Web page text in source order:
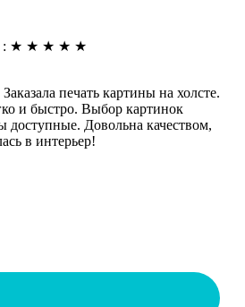
: ★ ★ ★ ★ ★
печать картины на холсте.
и быстро. Выбор картинок
доступные. Довольна качеством,
в интерьер!